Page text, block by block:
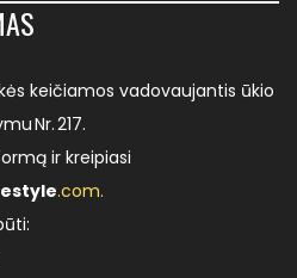
keičiamos vadovaujantis ūkio
Nr. 217.
ir kreipiasi
.com.